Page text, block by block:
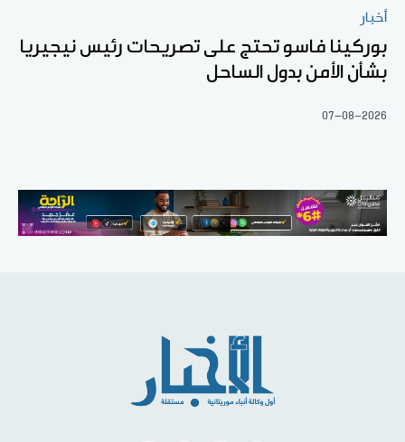
أخبار
بوركينا فاسو تحتج على تصريحات رئيس نيجيريا
بشأن الأمن بدول الساحل
07-08-2026